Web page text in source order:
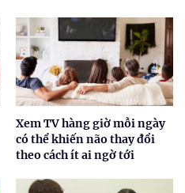
Xem TV hàng giờ mỗi ngày
có thể khiến não thay đổi
theo cách ít ai ngờ tới